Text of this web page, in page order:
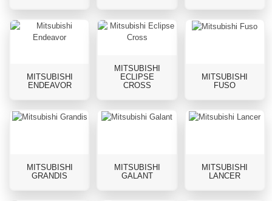
MITSUBISHI
ENDEAVOR
MITSUBISHI
ECLIPSE
CROSS
MITSUBISHI
FUSO
MITSUBISHI
GRANDIS
MITSUBISHI
GALANT
MITSUBISHI
LANCER